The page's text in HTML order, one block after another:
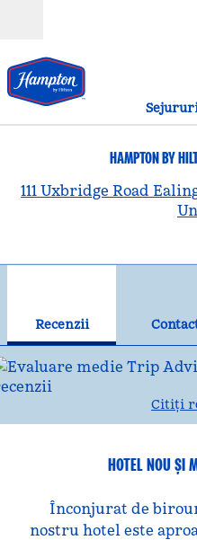
HAMPTON BY
111 Uxbridge Road
Recenzii
Citiți
HOTEL NOU ȘI
Înconjurat de
nostru hotel este